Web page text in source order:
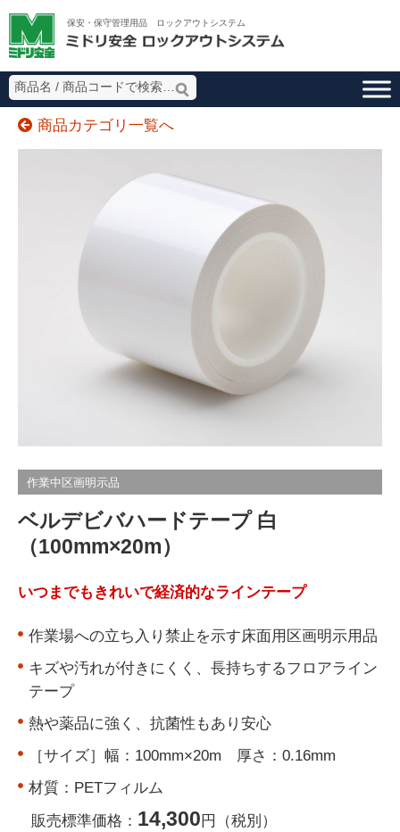
保安・保守管理用品 ロックアウトシステム
商品カテゴリ一覧へ
作業中区画明示品
ベルデビバハードテープ 白
（100mm×20m）
いつまでもきれいで経済的なラインテープ
作業場への立ち入り禁止を示す床面用区画明示用品
キズや汚れが付きにくく、長持ちするフロアライン
テープ
熱や薬品に強く、抗菌性もあり安心
［サイズ］幅：100mm×20m 厚さ：0.16mm
材質：PETフィルム
販売標準価格： 14,300 円（税別）